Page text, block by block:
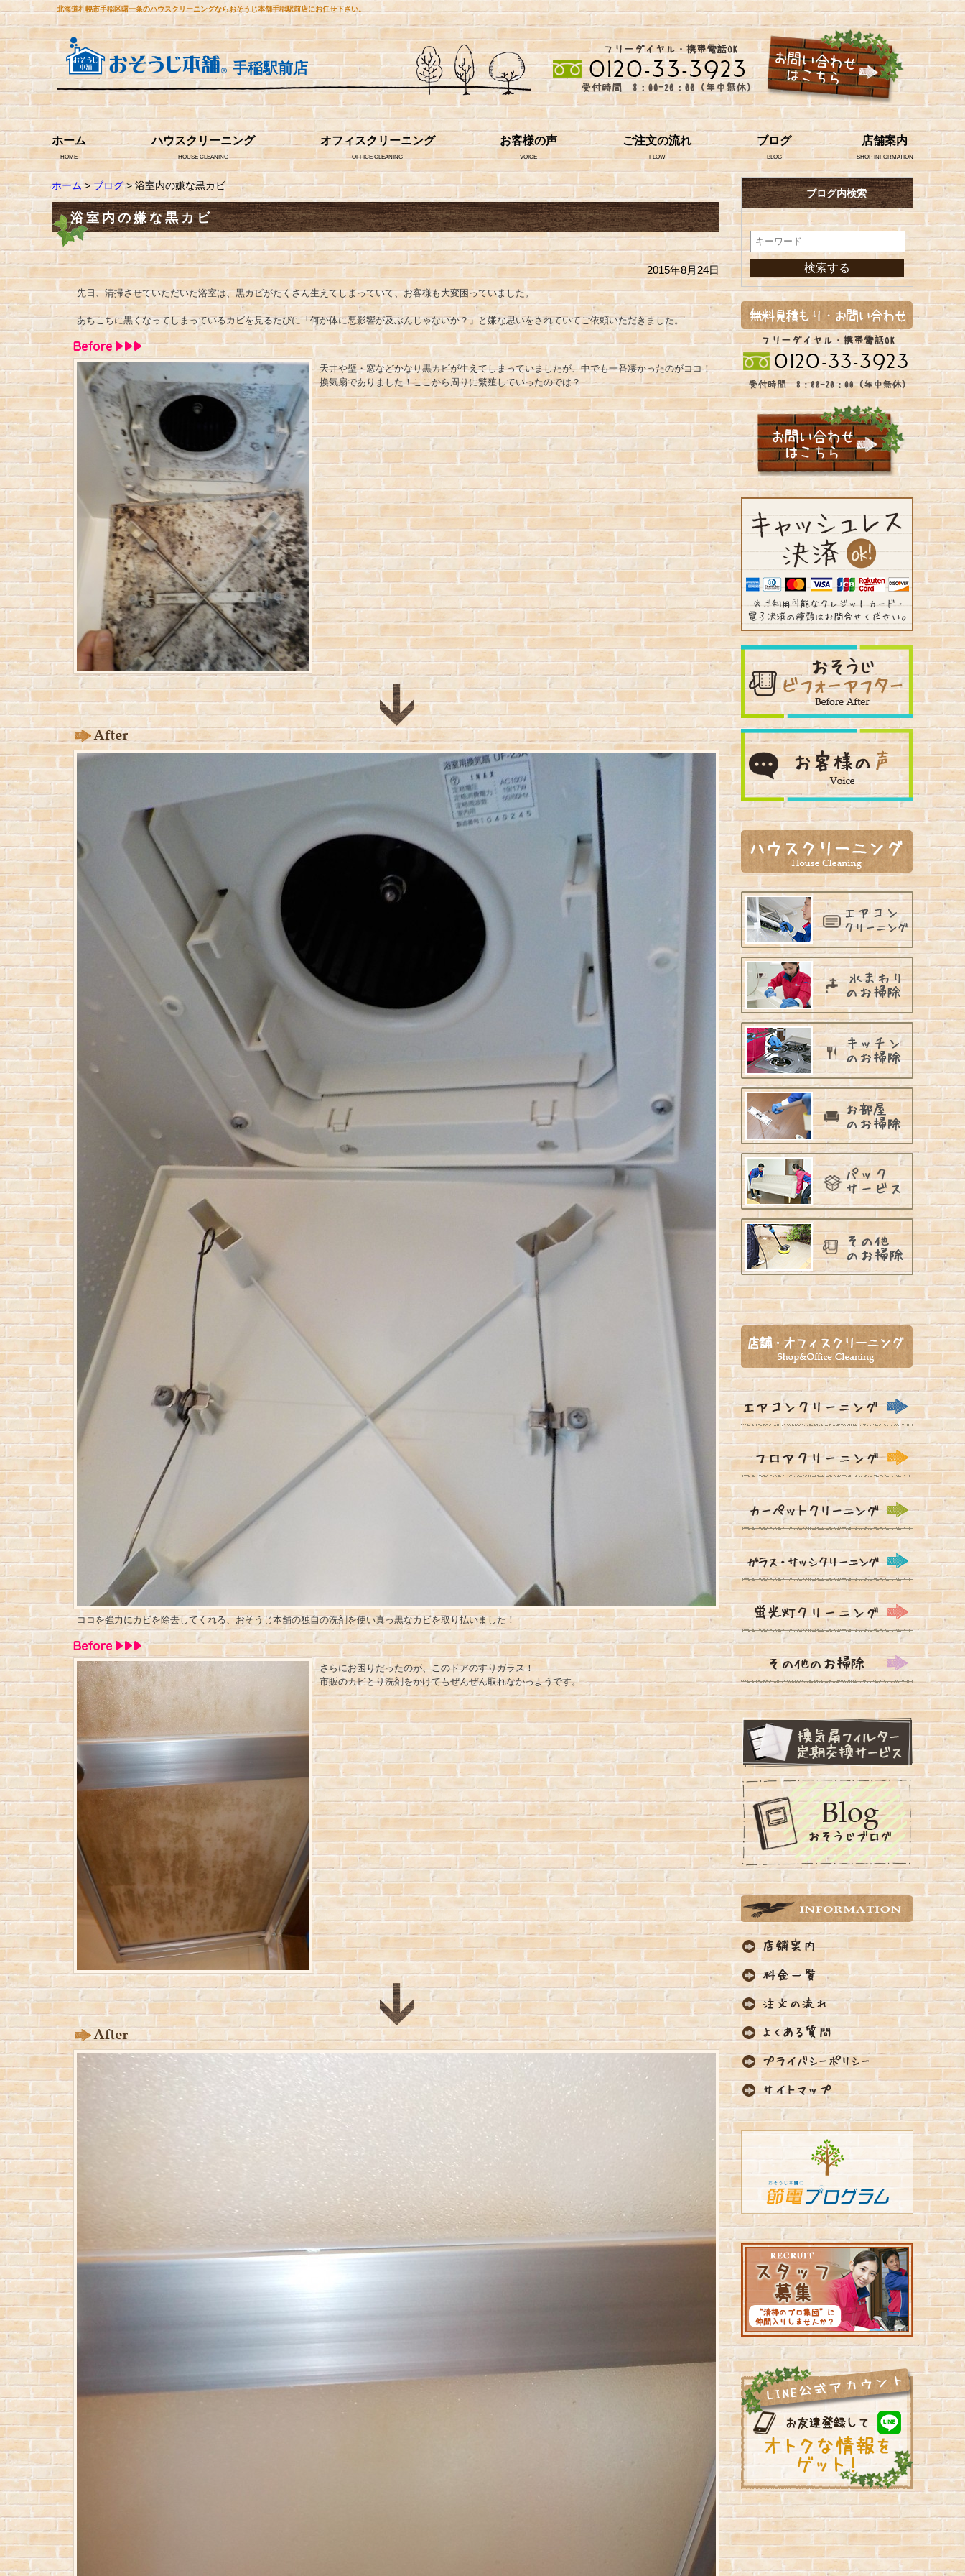
北海道札幌市手稲区曙一条のハウスクリーニングならおそうじ本舗手稲駅前店にお任せ下さい。
手稲駅前店
ホーム
HOME
ハウスクリーニング
HOUSE CLEANING
オフィスクリーニング
OFFICE CLEANING
お客様の声
VOICE
ご注文の流れ
FLOW
ブログ
BLOG
店舗案内
SHOP INFORMATION
ホーム>ブログ> 浴室内の嫌な黒カビ
浴室内の嫌な黒カビ
2015年8月24日
先日、清掃させていただいた浴室は、黒カビがたくさん生えてしまっていて、お客様も大変困っていました。
あちこちに黒くなってしまっているカビを見るたびに「何か体に悪影響が及ぶんじゃないか？」と嫌な思いをされていてご依頼いただきました。
天井や壁・窓などかなり黒カビが生えてしまっていましたが、中でも一番凄かったのがココ！
換気扇でありました！ここから周りに繁殖していったのでは？
ココを強力にカビを除去してくれる、おそうじ本舗の独自の洗剤を使い真っ黒なカビを取り払いました！
さらにお困りだったのが、このドアのすりガラス！
市販のカビとり洗剤をかけてもぜんぜん取れなかっようです。
ブログ内検索